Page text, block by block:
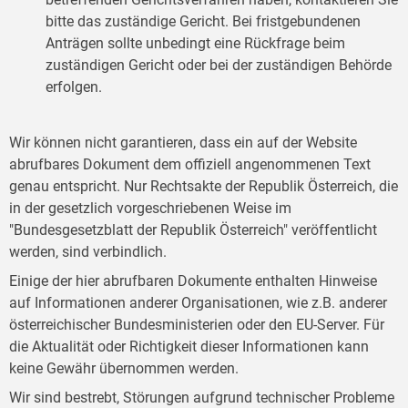
bitte das zuständige Gericht. Bei fristgebundenen
Anträgen sollte unbedingt eine Rückfrage beim
zuständigen Gericht oder bei der zuständigen Behörde
erfolgen.
Wir können nicht garantieren, dass ein auf der Website
abrufbares Dokument dem offiziell angenommenen Text
genau entspricht. Nur Rechtsakte der Republik Österreich, die
in der gesetzlich vorgeschriebenen Weise im
"Bundesgesetzblatt der Republik Österreich" veröffentlicht
werden, sind verbindlich.
Einige der hier abrufbaren Dokumente enthalten Hinweise
auf Informationen anderer Organisationen, wie z.B. anderer
österreichischer Bundesministerien oder den EU-Server. Für
die Aktualität oder Richtigkeit dieser Informationen kann
keine Gewähr übernommen werden.
Wir sind bestrebt, Störungen aufgrund technischer Probleme